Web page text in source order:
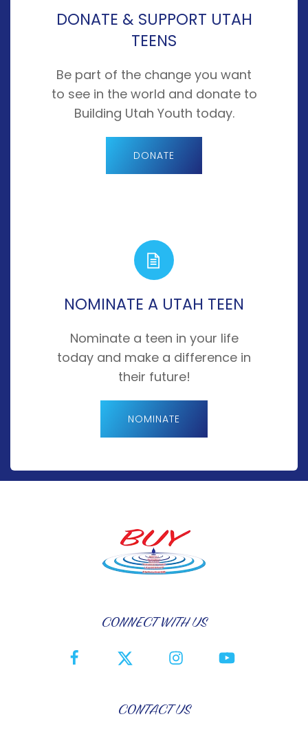
DONATE & SUPPORT UTAH
TEENS
Be part of the change you want
to see in the world and donate to
Building Utah Youth today.
DONATE
NOMINATE A UTAH TEEN
Nominate a teen in your life
today and make a difference in
their future!
NOMINATE
CONNECT WITH US
CONTACT US